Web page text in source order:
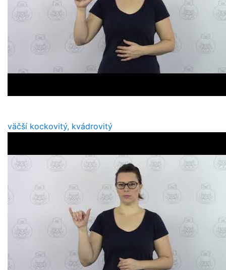
väčší kockovitý, kvádrovitý